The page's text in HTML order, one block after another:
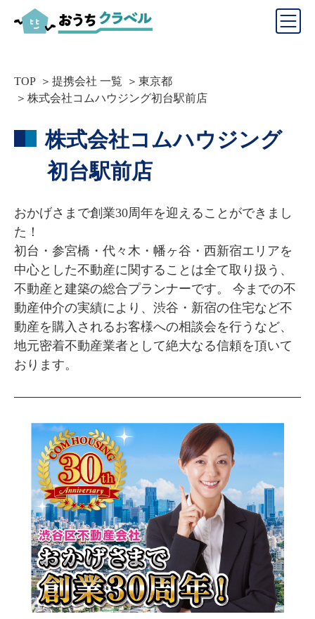
TOP 提携会社 一覧
東京都
株式会社コムハウジング初台駅前店
株式会社コムハウジング
初台駅前店
おかげさまで創業30周年を迎えることができまし
た！
初台・参宮橋・代々木・幡ヶ谷・西新宿エリアを
中心とした不動産に関することは全て取り扱う、
不動産と建築の総合プランナーです。 今までの不
動産仲介の実績により、渋谷・新宿の住宅など不
動産を購入されるお客様への相談会を行うなど、
地元密着不動産業者として絶大なる信頼を頂いて
おります。